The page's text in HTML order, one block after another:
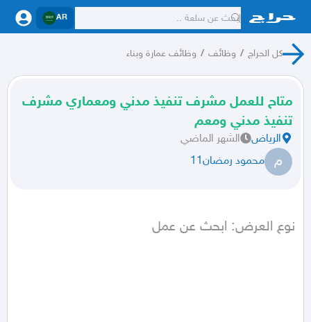
AR
كل الحراج / وظائف / وظائف عمارة وبناء
متاح للعمل مشرف تنفيذ مدني ومعماري مشرف
تنفيذ مدني ومعم
الرياض الشهر الماضي
م محمود رمضان11